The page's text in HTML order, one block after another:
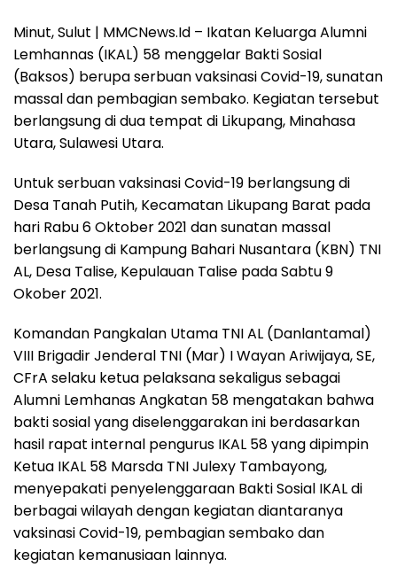
Minut, Sulut | MMCNews.Id – Ikatan Keluarga Alumni
Lemhannas (IKAL) 58 menggelar Bakti Sosial
(Baksos) berupa serbuan vaksinasi Covid-19, sunatan
massal dan pembagian sembako. Kegiatan tersebut
berlangsung di dua tempat di Likupang, Minahasa
Utara, Sulawesi Utara.
Untuk serbuan vaksinasi Covid-19 berlangsung di
Desa Tanah Putih, Kecamatan Likupang Barat pada
hari Rabu 6 Oktober 2021 dan sunatan massal
berlangsung di Kampung Bahari Nusantara (KBN) TNI
AL, Desa Talise, Kepulauan Talise pada Sabtu 9
Okober 2021.
Komandan Pangkalan Utama TNI AL (Danlantamal)
VIII Brigadir Jenderal TNI (Mar) I Wayan Ariwijaya, SE,
CFrA selaku ketua pelaksana sekaligus sebagai
Alumni Lemhanas Angkatan 58 mengatakan bahwa
bakti sosial yang diselenggarakan ini berdasarkan
hasil rapat internal pengurus IKAL 58 yang dipimpin
Ketua IKAL 58 Marsda TNI Julexy Tambayong,
menyepakati penyelenggaraan Bakti Sosial IKAL di
berbagai wilayah dengan kegiatan diantaranya
vaksinasi Covid-19, pembagian sembako dan
kegiatan kemanusiaan lainnya.